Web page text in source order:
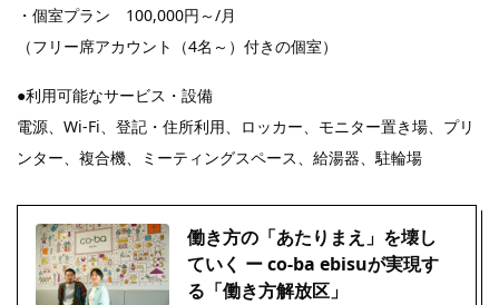
・個室プラン 100,000円～/月
（フリー席アカウント（4名～）付きの個室）
●利用可能なサービス・設備
電源、Wi-Fi、登記・住所利用、ロッカー、モニター置き場、プリ
ンター、複合機、ミーティングスペース、給湯器、駐輪場
働き方の「あたりまえ」を壊し
ていく ー co-ba ebisuが実現す
る「働き方解放区」